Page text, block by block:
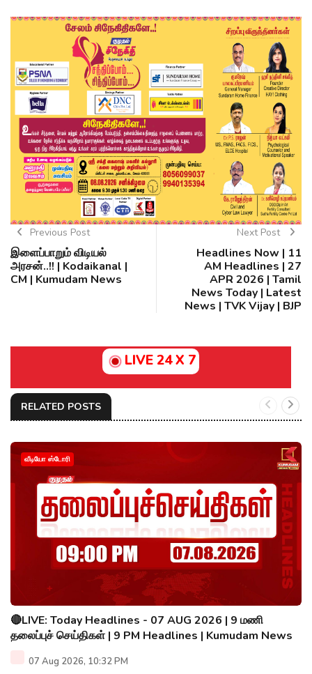
Previous Post
இளைப்பாறும் விடியல்
அரசன்..!! | Kodaikanal |
CM | Kumudam News
Next Post
Headlines Now | 11
AM Headlines | 27
APR 2026 | Tamil
News Today | Latest
News | TVK Vijay | BJP
LIVE 24 X 7
RELATED POSTS
வீடியோ ஸ்டோரி
🔴LIVE: Today Headlines - 07 AUG 2026 | 9 மணி
தலைப்புச் செய்திகள் | 9 PM Headlines | Kumudam News
07 Aug 2026, 10:32 PM